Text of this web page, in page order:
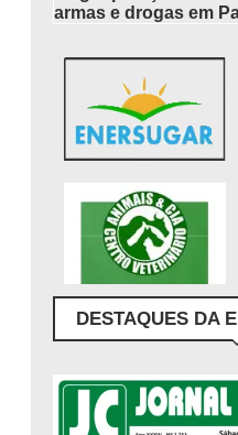
armas e drogas em
DESTAQUES DA